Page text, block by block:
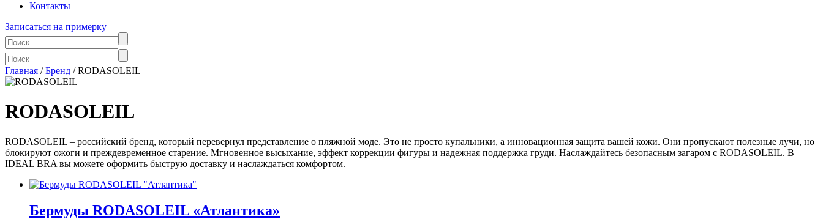
Контакты
Записаться на примерку
Главная /Бренд / RODASOLEIL
RODASOLEIL
RODASOLEIL – российский бренд, который перевернул представление о пляжной моде. Это не просто купальники, а инновационная защита вашей кожи. Они пропускают полезные лучи, но
блокируют ожоги и преждевременное старение. Мгновенное высыхание, эффект коррекции фигуры и надежная поддержка груди. Наслаждайтесь безопасным загаром с RODASOLEIL. В
IDEAL BRA вы можете оформить быструю доставку и наслаждаться комфортом.
Бермуды RODASOLEIL «Атлантика»